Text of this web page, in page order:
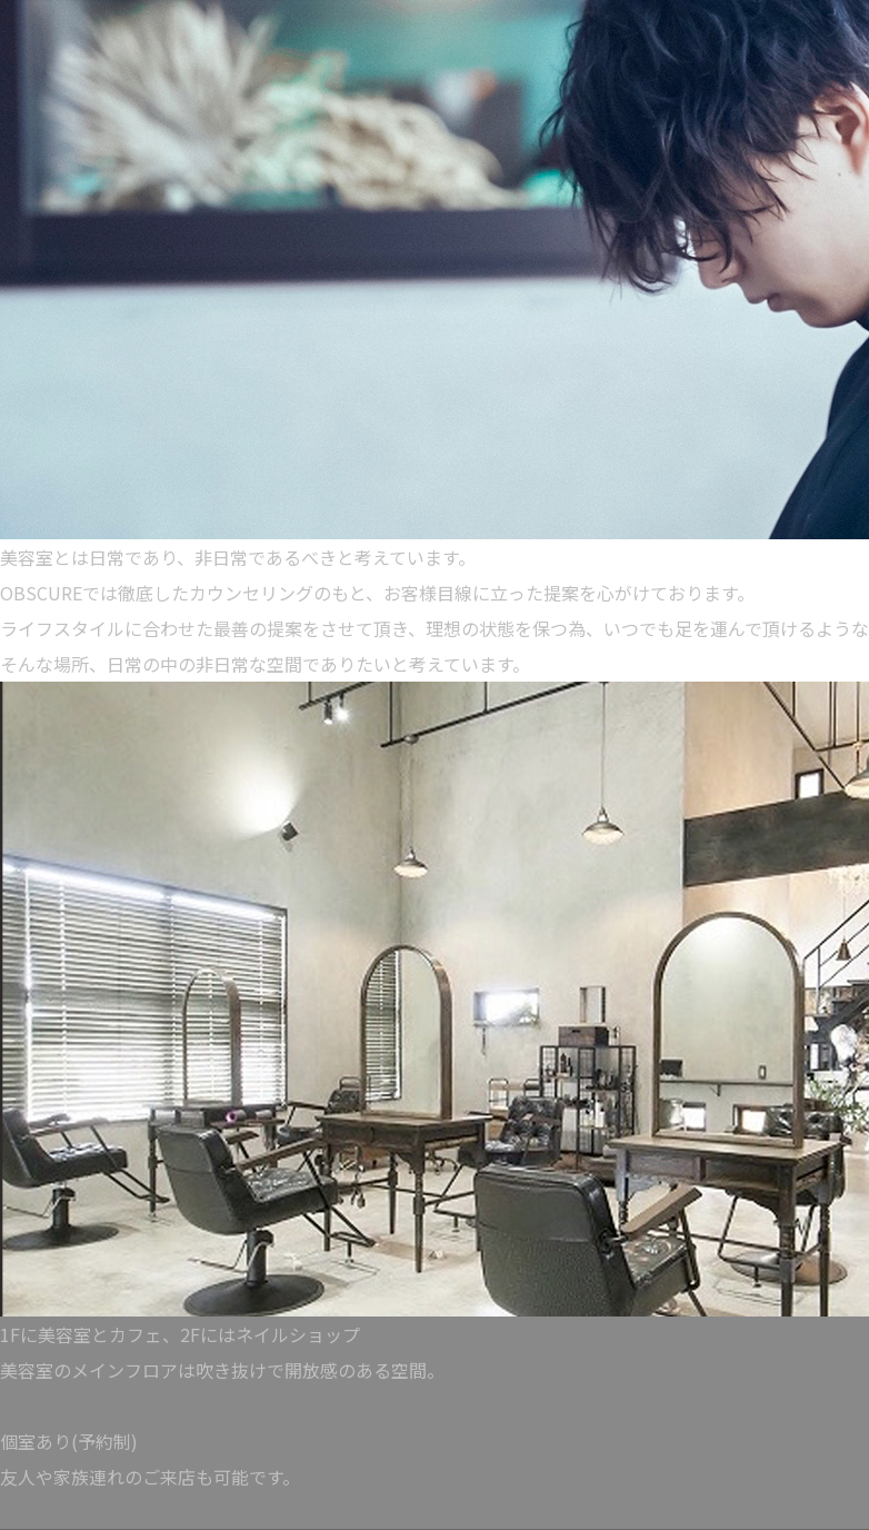
美容室とは日常であり、非日常であるべきと考えています。
OBSCUREでは徹底したカウンセリングのもと、お客様目線に立った提案を心がけております。
ライフスタイルに合わせた最善の提案をさせて頂き、理想の状態を保つ為、いつでも足を運んで頂けるような
そんな場所、日常の中の非日常な空間でありたいと考えています。
1Fに美容室とカフェ、2Fにはネイルショップ
美容室のメインフロアは吹き抜けで開放感のある空間。
個室あり(予約制)
友人や家族連れのご来店も可能です。